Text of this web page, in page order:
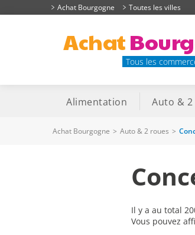
Achat Bourgogne Toutes les villes
Achat
Tous les
Alimentation Auto &
Achat Bourgogne > Auto & 2 roues >
Il y a au total
Vous pouvez